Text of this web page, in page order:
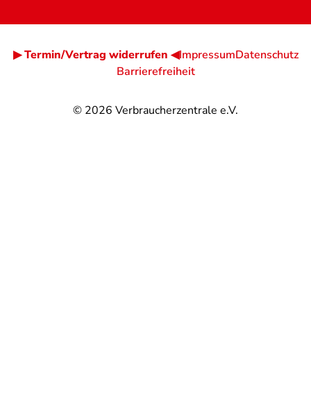
© 2026 Verbraucherzentrale e.V.
▶ Termin/Vertrag widerrufen ◀ImpressumDatenschutz
Barrierefreiheit